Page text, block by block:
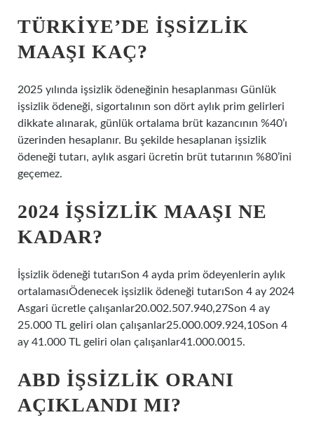
TÜRKIYE’DE IŞSIZLIK
MAAŞI KAÇ?
2025 yılında işsizlik ödeneğinin hesaplanması Günlük
işsizlik ödeneği, sigortalının son dört aylık prim gelirleri
dikkate alınarak, günlük ortalama brüt kazancının %40’ı
üzerinden hesaplanır. Bu şekilde hesaplanan işsizlik
ödeneği tutarı, aylık asgari ücretin brüt tutarının %80’ini
geçemez.
2024 İŞSIZLIK MAAŞI NE
KADAR?
İşsizlik ödeneği tutarıSon 4 ayda prim ödeyenlerin aylık
ortalamasıÖdenecek işsizlik ödeneği tutarıSon 4 ay 2024
Asgari ücretle çalışanlar20.002.507.940,27Son 4 ay
25.000 TL geliri olan çalışanlar25.000.009.924,10Son 4
ay 41.000 TL geliri olan çalışanlar41.000.0015.
ABD IŞSIZLIK ORANI
AÇIKLANDI MI?